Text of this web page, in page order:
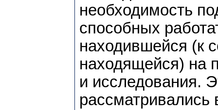
необходимость
способных
находившейся (к
находящейся) на
и исследования.
рассматривались